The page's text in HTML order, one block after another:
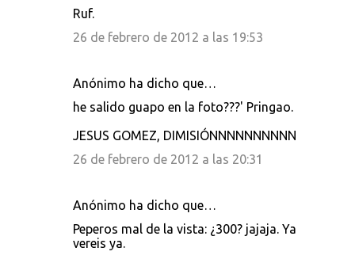
Ruf.
26 de febrero de 2012 a las 19:53
Anónimo ha dicho que…
he salido guapo en la foto???' Pringao.
JESUS GOMEZ, DIMISIÓNNNNNNNNNN
26 de febrero de 2012 a las 20:31
Anónimo ha dicho que…
Peperos mal de la vista: ¿300? jajaja. Ya
vereis ya.